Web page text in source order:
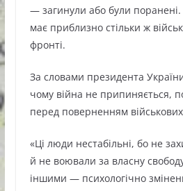
— загинули або були поранені.
має приблизно стільки ж
фронті.
За словами президента
чому війна не припиняється,
перед поверненням
«Ці люди нестабільні, бо не
й не воювали за власну
іншими — психологічно